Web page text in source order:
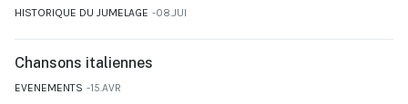
HISTORIQUE DU JUMELAGE 08.JUI
Chansons italiennes
EVENEMENTS 15.AVR